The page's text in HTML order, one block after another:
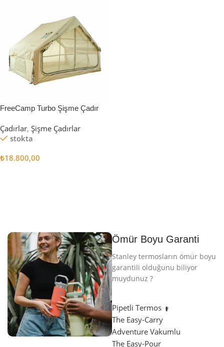
FreeCamp Turbo Şişme Çadır
Çadırlar, Şişme Çadırlar
stokta
₺18.800,00
Ömür Boyu Garanti
Stanley termosların ömür boyu
garantili olduğunu biliyor
muydunuz ?
Pipetli Termos
The Easy-Carry
Adventure Vakumlu
The Easy-Pour